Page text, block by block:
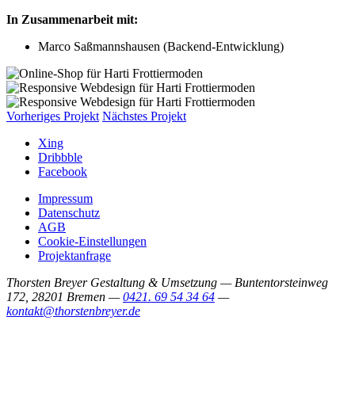
In Zusammenarbeit mit:
Marco Saßmannshausen (Backend-Entwicklung)
Vorheriges Projekt Nächstes Projekt
Xing
Dribbble
Facebook
Impressum
Datenschutz
AGB
Cookie-Einstellungen
Projektanfrage
Thorsten Breyer Gestaltung & Umsetzung — Buntentorsteinweg
172, 28201 Bremen —0421. 69 54 34 64 —
kontakt@thorstenbreyer.de